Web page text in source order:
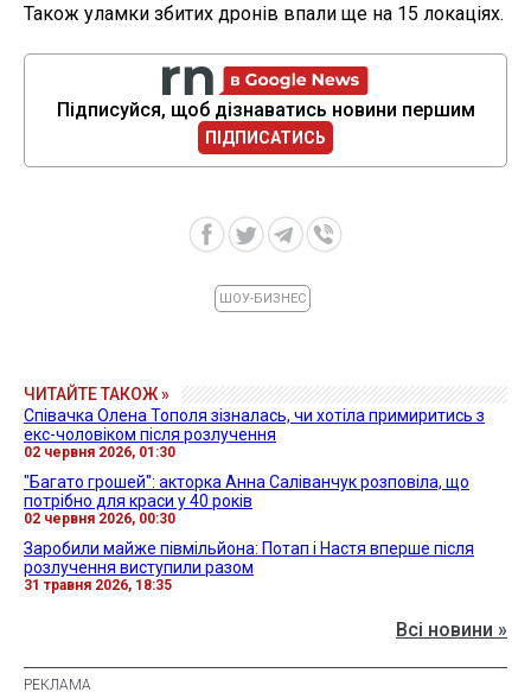
Також уламки збитих дронів впали ще на 15 локаціях.
Підписуйся, щоб дізнаватись новини першим
ПІДПИСАТИСЬ
ШОУ-БИЗНЕС
ЧИТАЙТЕ ТАКОЖ »
Співачка Олена Тополя зізналась, чи хотіла примиритись з
екс-чоловіком після розлучення
02 червня 2026, 01:30
"Багато грошей": акторка Анна Саліванчук розповіла, що
потрібно для краси у 40 років
02 червня 2026, 00:30
Заробили майже півмільйона: Потап і Настя вперше після
розлучення виступили разом
31 травня 2026, 18:35
Всі новини »